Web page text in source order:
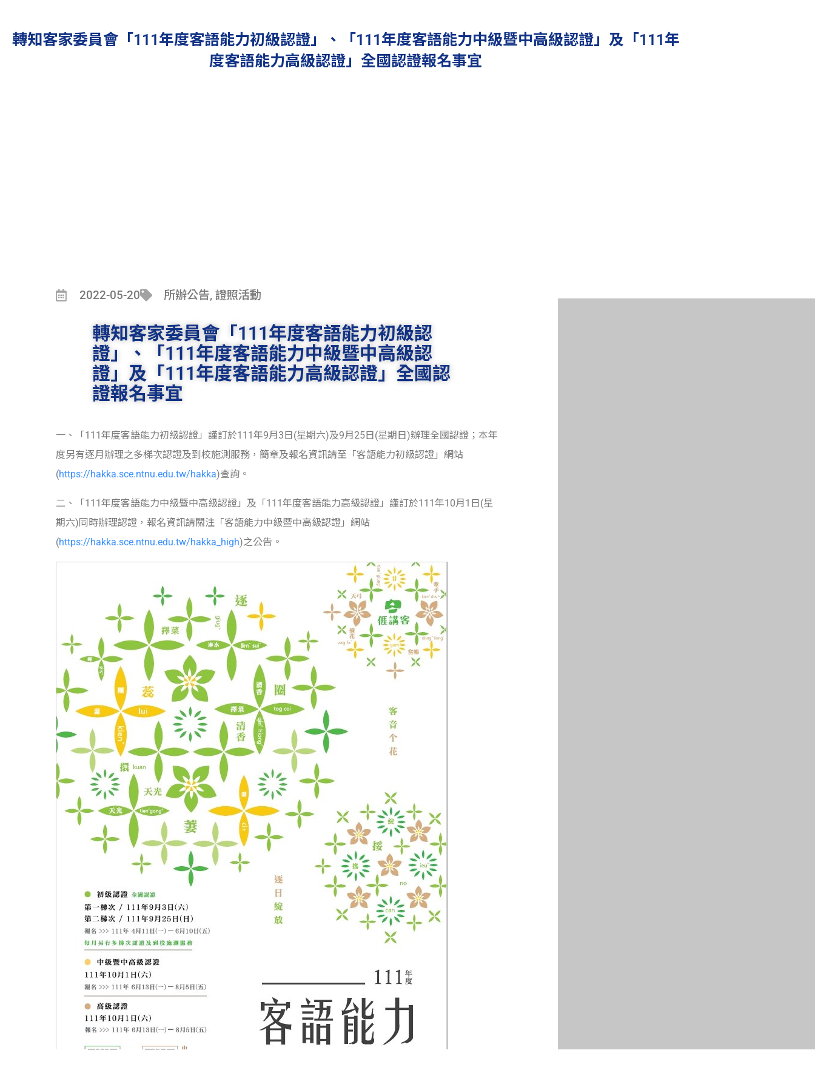
轉知客家委員會「111年度客語能力初級認證」、「111年度客語能力中級暨中高級認證」及「111年
度客語能力高級認證」全國認證報名事宜
2022-05-20 所辦公告, 證照活動
轉知客家委員會「111年度客語能力初級認
證」、「111年度客語能力中級暨中高級認
證」及「111年度客語能力高級認證」全國認
證報名事宜
一、「111年度客語能力初級認證」謹訂於111年9月3日(星期六)及9月25日(星期日)辦理全國認證；本年
度另有逐月辦理之多梯次認證及到校施測服務，簡章及報名資訊請至「客語能力初級認證」網站
(https://hakka.sce.ntnu.edu.tw/hakka)查詢。
二、「111年度客語能力中級暨中高級認證」及「111年度客語能力高級認證」謹訂於111年10月1日(星
期六)同時辦理認證，報名資訊請關注「客語能力中級暨中高級認證」網站
(https://hakka.sce.ntnu.edu.tw/hakka_high)之公告。